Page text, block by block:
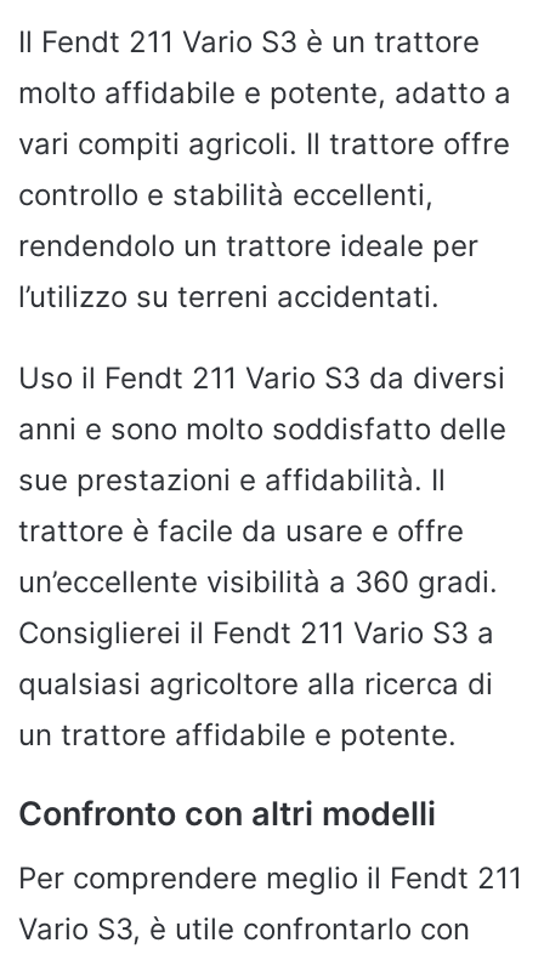
Il Fendt 211 Vario S3 è un trattore
molto affidabile e potente, adatto a
vari compiti agricoli. Il trattore offre
controllo e stabilità eccellenti,
rendendolo un trattore ideale per
l’utilizzo su terreni accidentati.
Uso il Fendt 211 Vario S3 da diversi
anni e sono molto soddisfatto delle
sue prestazioni e affidabilità. Il
trattore è facile da usare e offre
un’eccellente visibilità a 360 gradi.
Consiglierei il Fendt 211 Vario S3 a
qualsiasi agricoltore alla ricerca di
un trattore affidabile e potente.
Confronto con altri modelli
Per comprendere meglio il Fendt 211
Vario S3, è utile confrontarlo con